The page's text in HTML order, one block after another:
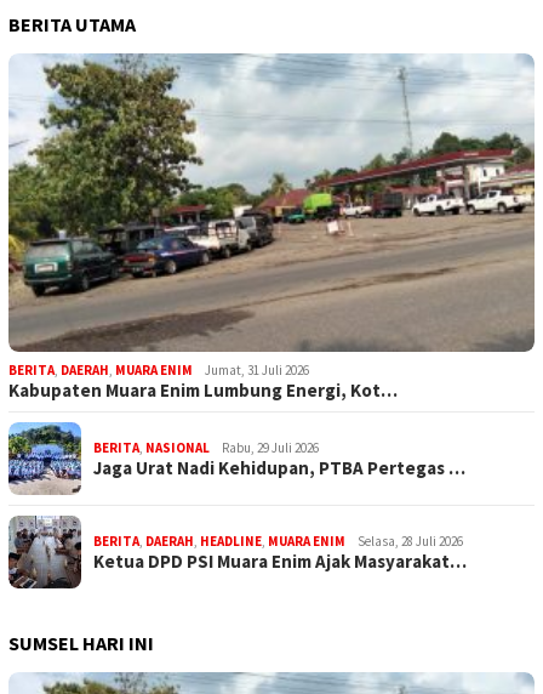
BERITA UTAMA
BERITA, DAERAH, MUARA ENIM Jumat, 31 Juli 2026
Kabupaten Muara Enim Lumbung Energi, Kot…
BERITA, NASIONAL Rabu, 29 Juli 2026
Jaga Urat Nadi Kehidupan, PTBA Pertegas …
BERITA, DAERAH, HEADLINE, MUARA ENIM Selasa, 28 Juli 2026
Ketua DPD PSI Muara Enim Ajak Masyarakat…
SUMSEL HARI INI